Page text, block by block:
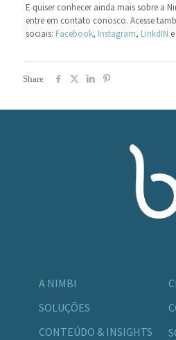
E quiser conhecer ainda mais sobre a
entre em contato conosco. Acesse
sociais: Facebook, Instagram, LinkdIN e
Share
A NIMBI
SOLUÇÕES
CONTEÚDO & INSIGHTS